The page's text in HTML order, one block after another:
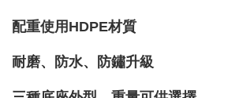
配重使用HDPE材質
耐磨、防水、防鏽升級